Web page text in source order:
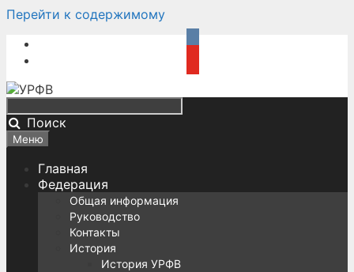
Перейти к содержимому
Поиск
Меню
Главная
Федерация
Общая информация
Руководство
Контакты
История
История УРФВ